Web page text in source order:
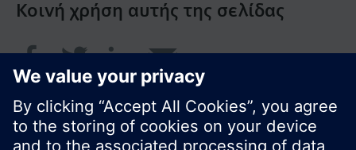
Κοινή χρήση αυτής της σελίδας